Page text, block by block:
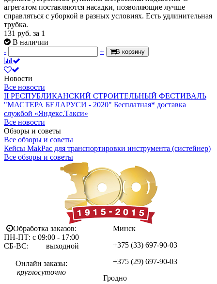
агрегатом поставляются насадки, позволяющие лучше
справляться с уборкой в разных условиях. Есть удлинительная
трубка.
131 руб. за 1
В наличии
-
+ В корзину
Новости
Все новости
II РЕСПУБЛИКАНСКИЙ СТРОИТЕЛЬНЫЙ ФЕСТИВАЛЬ
"МАСТЕРА БЕЛАРУСИ - 2020" Бесплатная* доставка
службой «Яндекс.Такси»
Все новости
Обзоры и советы
Все обзоры и советы
Кейсы MakPac для транспортировки инструмента (систейнер)
Все обзоры и советы
Обработка заказов:
ПН-ПТ: с 09:00 - 17:00
СБ-ВС: выходной
Онлайн заказы:
круглосуточно
Минск
+375 (33) 697-90-03
+375 (29) 697-90-03
Гродно